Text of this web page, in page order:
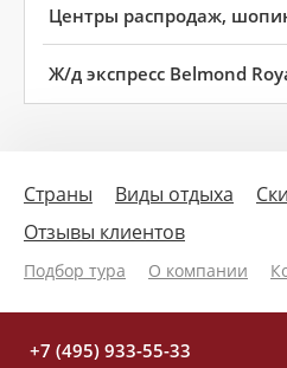
Центры распродаж,
Ж/д экспресс Belmond
Страны Виды отдыха
Отзывы клиентов
Подбор тура О компании
+7 (495) 933-55-33